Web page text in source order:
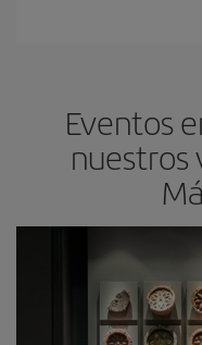
Eventos
nuestros